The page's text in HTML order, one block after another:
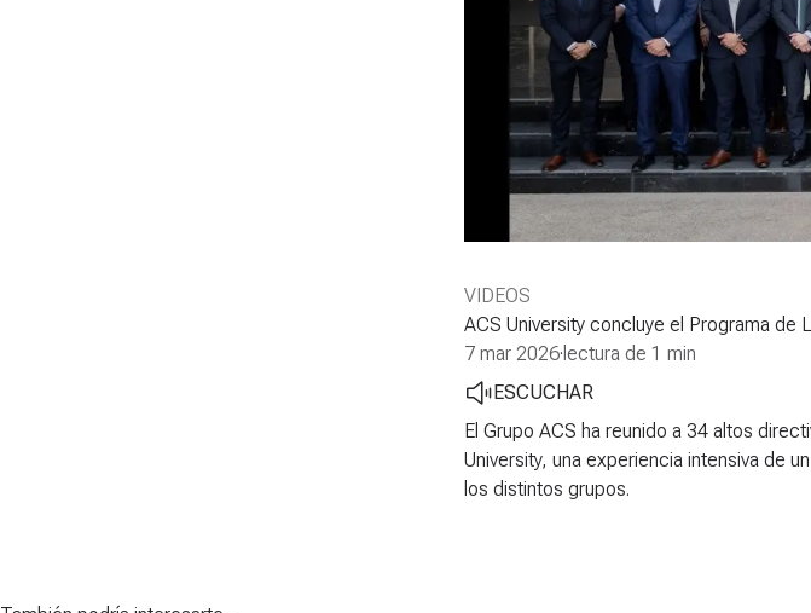
VIDEOS
ACS University concluye el Programa de
7 mar 2026· lectura de 1 min
ESCUCHAR
El Grupo ACS ha reunido a 34 altos
University, una experiencia intensiva de
los distintos grupos.